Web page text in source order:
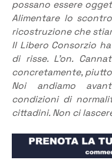
possano essere
Alimentare lo
ricostruzione che
Il Libero Consorzio
di risse. L’on.
concretamente,
Noi andiamo
condizioni di
cittadini. Non ci